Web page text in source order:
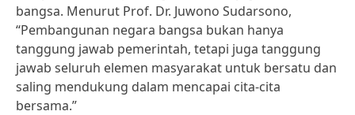
bangsa. Menurut Prof. Dr. Juwono Sudarsono,
“Pembangunan negara bangsa bukan hanya
tanggung jawab pemerintah, tetapi juga tanggung
jawab seluruh elemen masyarakat untuk bersatu dan
saling mendukung dalam mencapai cita-cita
bersama.”